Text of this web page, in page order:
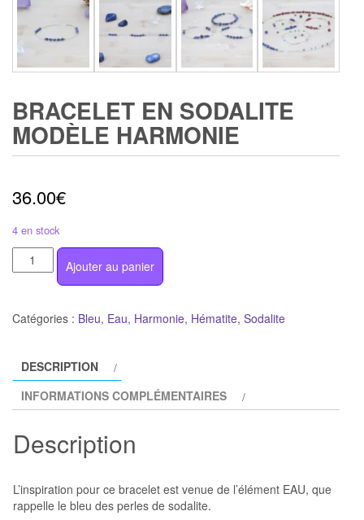
BRACELET EN SODALITE
MODÈLE HARMONIE
36.00€
4 en stock
quantité
de
en
modèle
HARMONIE
Ajouter au panier
Catégories : Bleu, Eau, Harmonie, Hématite, Sodalite
DESCRIPTION
INFORMATIONS COMPLÉMENTAIRES
Description
L’inspiration pour ce bracelet est venue de l’élément EAU, que
rappelle le bleu des perles de sodalite.